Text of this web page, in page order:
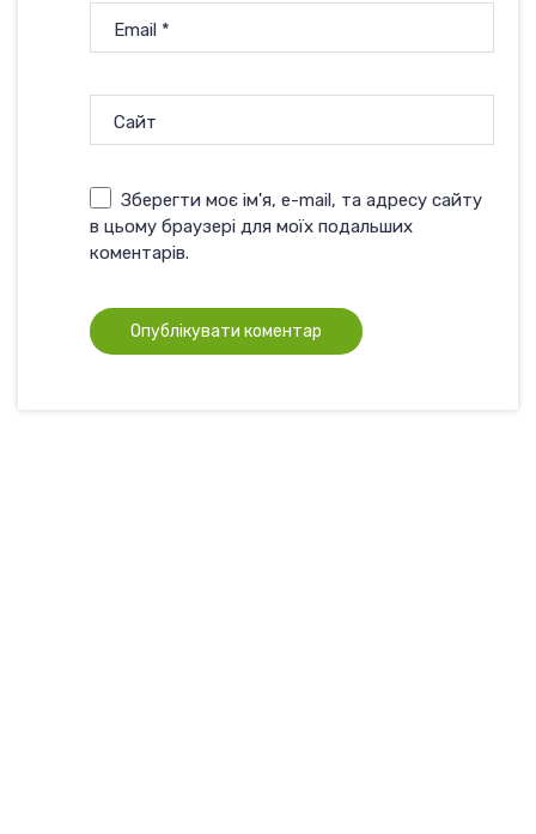
Email *
Сайт
Зберегти моє ім'я, e-mail, та адресу сайту
в цьому браузері для моїх подальших
коментарів.